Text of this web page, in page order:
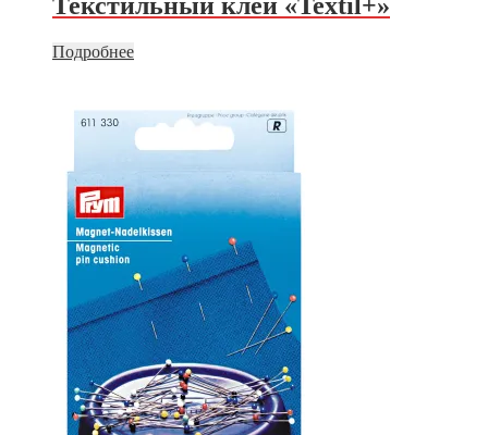
Текстильный клей «Textil+»
Подробнее